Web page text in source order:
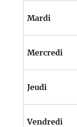
Mardi
Mercredi
Jeudi
Vendredi